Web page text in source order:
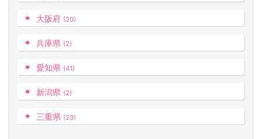
大阪府 (20)
兵庫県 (2)
愛知県 (41)
新潟県 (2)
三重県 (23)